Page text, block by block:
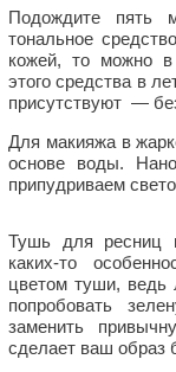
Подождите пять
тональное
кожей, то можно в
этого средства в
присутствуют —
Для макияжа в
основе воды.
припудриваем
Тушь для ресниц
каких-то
цветом туши, ведь
попробовать
заменить
сделает ваш образ